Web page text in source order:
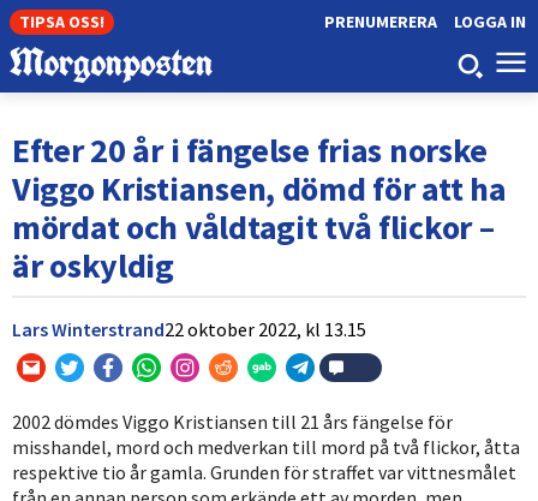
TIPSA OSS! LOGGA IN
PRENUMERERA
Efter 20 år i fängelse frias norske
Viggo Kristiansen, dömd för att ha
mördat och våldtagit två flickor –
är oskyldig
Lars Winterstrand22 oktober 2022, kl 13.15
2002 dömdes Viggo Kristiansen till 21 års fängelse för
misshandel, mord och medverkan till mord på två flickor, åtta
respektive tio år gamla. Grunden för straffet var vittnesmålet